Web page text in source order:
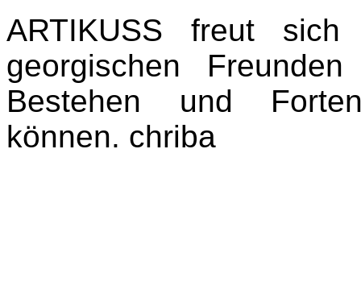
ARTIKUSS freut
georgischen
Bestehen und
können. chriba